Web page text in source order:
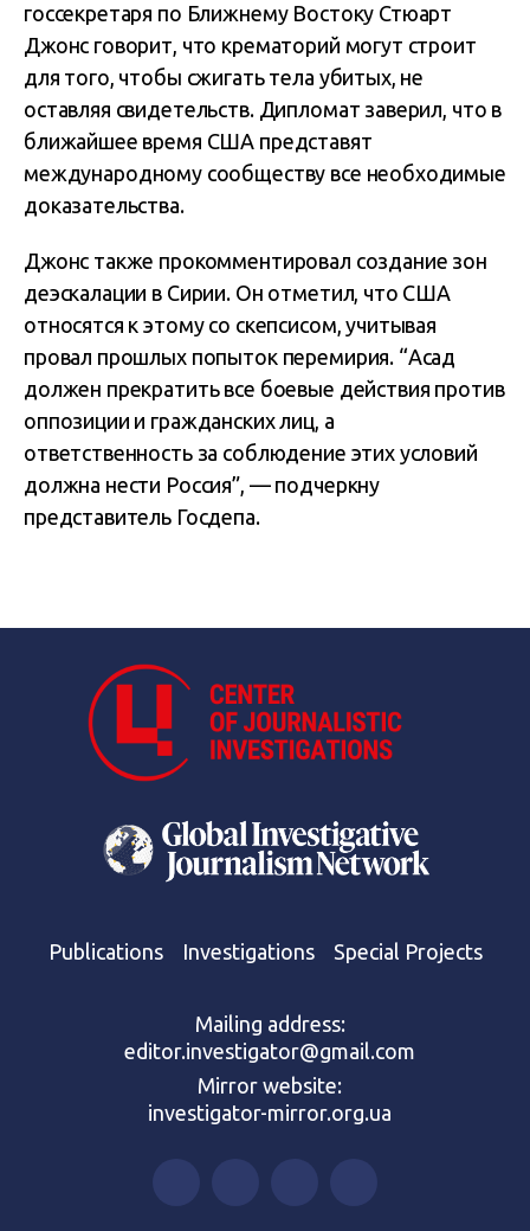
госсекретаря по Ближнему Востоку Стюарт
Джонс говорит, что крематорий могут строит
для того, чтобы сжигать тела убитых, не
оставляя свидетельств. Дипломат заверил, что в
ближайшее время США представят
международному сообществу все необходимые
доказательства.
Джонс также прокомментировал создание зон
деэскалации в Сирии. Он отметил, что США
относятся к этому со скепсисом, учитывая
провал прошлых попыток перемирия. “Асад
должен прекратить все боевые действия против
оппозиции и гражданских лиц, а
ответственность за соблюдение этих условий
должна нести Россия”, — подчеркну
представитель Госдепа.
Publications Investigations Special Projects
Mailing address:
editor.investigator@gmail.com
Mirror website:
investigator-mirror.org.ua